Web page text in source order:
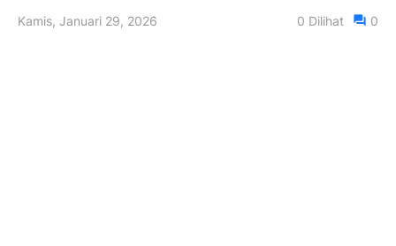
Kamis, Januari 29, 2026 0 Dilihat 0